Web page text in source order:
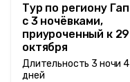
Тур по региону Гап
с 3 ночёвками,
приуроченный к 29
октября
Длительность 3 ночи 4
дней